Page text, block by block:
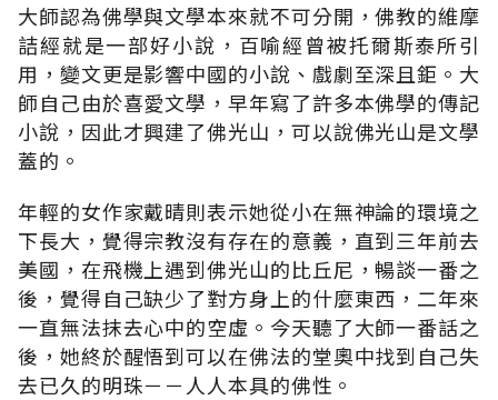
大師認為佛學與文學本來就不可分開，佛教的維摩
詰經就是一部好小說，百喻經曾被托爾斯泰所引
用，變文更是影響中國的小說、戲劇至深且鉅。大
師自己由於喜愛文學，早年寫了許多本佛學的傳記
小說，因此才興建了佛光山，可以說佛光山是文學
蓋的。
年輕的女作家戴晴則表示她從小在無神論的環境之
下長大，覺得宗教沒有存在的意義，直到三年前去
美國，在飛機上遇到佛光山的比丘尼，暢談一番之
後，覺得自己缺少了對方身上的什麼東西，二年來
一直無法抹去心中的空虛。今天聽了大師一番話之
後，她終於醒悟到可以在佛法的堂奧中找到自己失
去已久的明珠－－人人本具的佛性。